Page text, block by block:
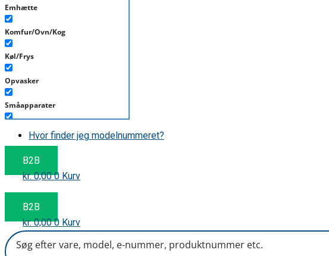
Emhætte
Komfur/Ovn/Kog
Køl/Frys
Opvasker
Småapparater
Støvsuger
Tilbehør/Plejemidler
Vaskemaskine
Hvor finder jeg modelnummeret?
B2B
kr.0,00 0 Kurv
B2B
kr.0,00 0 Kurv